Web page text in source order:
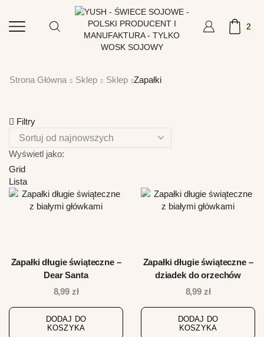
2
Strona Główna Sklep Sklep Zapałki
Filtry
Wyświetl jako:
Grid
Lista
Zapałki długie świąteczne –
Dear Santa
8,99 zł
DODAJ DO
KOSZYKA
Zapałki długie świąteczne –
dziadek do orzechów
8,99 zł
DODAJ DO
KOSZYKA